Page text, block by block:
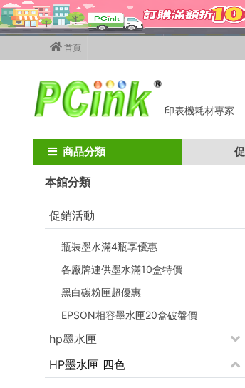
首頁
印表機耗材專家
商品分類
Home 墨水匣 HP墨水匣 四色 hp 932xl / hp
本館分類
促銷活動
瓶裝墨水滿4瓶享優惠
各廠牌連供墨水滿10盒特價
黑白碳粉匣超優惠
EPSON相容墨水匣20盒破盤價
hp墨水匣
HP墨水匣 四色